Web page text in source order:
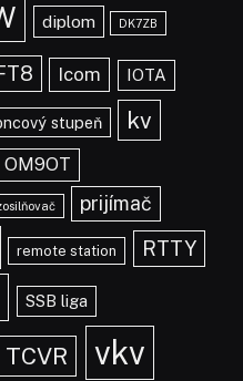
diplom DK7ZB
Icom IOTA
stupeň kv
OM9OT
prijímač
remote station RTTY
SSB liga
TCVR vkv